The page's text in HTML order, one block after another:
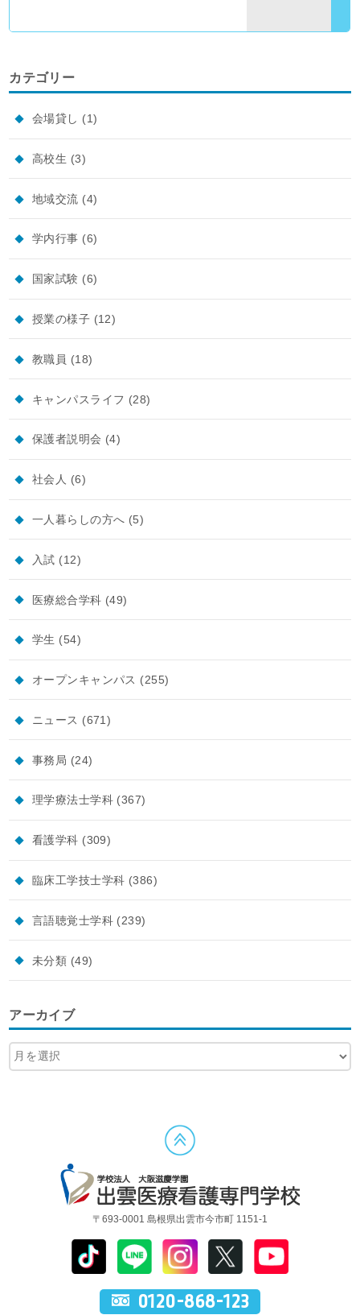
カテゴリー
会場貸し (1)
高校生 (3)
地域交流 (4)
学内行事 (6)
国家試験 (6)
授業の様子 (12)
教職員 (18)
キャンパスライフ (28)
保護者説明会 (4)
社会人 (6)
一人暮らしの方へ (5)
入試 (12)
医療総合学科 (49)
学生 (54)
オープンキャンパス (255)
ニュース (671)
事務局 (24)
理学療法士学科 (367)
看護学科 (309)
臨床工学技士学科 (386)
言語聴覚士学科 (239)
未分類 (49)
アーカイブ
〒693-0001 島根県出雲市今市町 1151-1
0120-868-123